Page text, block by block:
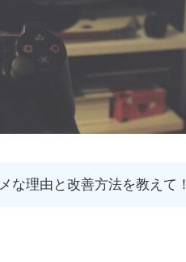
な理由と改善方法を教えて！